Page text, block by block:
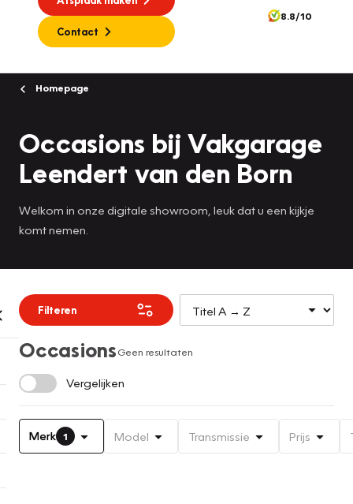
Contact
8.8/10
Homepage
Occasions bij Vakgarage
Leendert van den Born
Welkom in onze digitale showroom, leuk dat u een kijkje
komt nemen.
Filteren
OccasionsGeen resultaten
Vergelijken
Merk 1 Model Transmissie Prijs